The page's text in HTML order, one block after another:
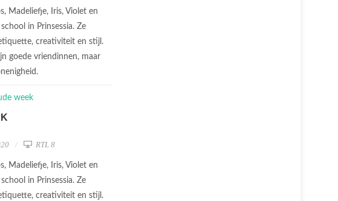
Madeliefje, Iris, Violet en
in Prinsessia. Ze
creativiteit en stijl.
goede vriendinnen, maar
RTL 8
Madeliefje, Iris, Violet en
in Prinsessia. Ze
creativiteit en stijl.